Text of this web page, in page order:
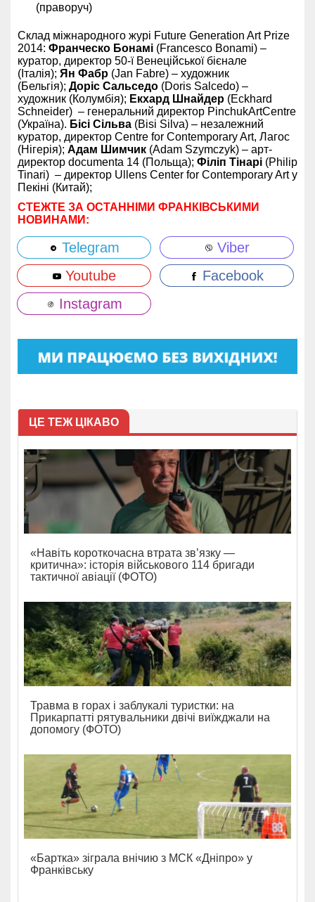
(праворуч)
Склад міжнародного журі Future Generation Art Prize
2014: Франческо Бонамі (Francesco Bonami) –
куратор, директор 50-ї Венеційської бієнале
(Італія); Ян Фабр (Jan Fabre) – художник
(Бельгія); Доріс Сальседо (Doris Salcedo) –
художник (Колумбія); Екхард Шнайдер (Eckhard
Schneider) – генеральний директор PinchukArtCentre
(Україна). Бісі Сільва (Bisi Silva) – незалежний
куратор, директор Centre for Contemporary Art, Лагос
(Нігерія); Адам Шимчик (Adam Szymczyk) – арт-
директор documenta 14 (Польща); Філіп Тінарі (Philip
Tinari) – директор Ullens Center for Contemporary Art у
Пекіні (Китай);
СТЕЖТЕ ЗА ОСТАННІМИ ФРАНКІВСЬКИМИ
НОВИНАМИ:
Telegram
Viber
Youtube
Facebook
Instagram
ЦЕ ТЕЖ ЦІКАВО
«Навіть короткочасна втрата зв’язку —
критична»: історія військового 114 бригади
тактичної авіації (ФОТО)
Травма в горах і заблукалі туристки: на
Прикарпатті рятувальники двічі виїжджали на
допомогу (ФОТО)
«Бартка» зіграла внічию з МСК «Дніпро» у
Франківську